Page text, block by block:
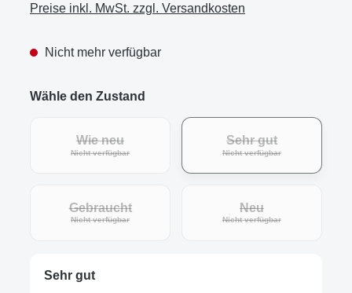
Preise inkl. MwSt. zzgl. Versandkosten
Nicht mehr verfügbar
Wähle den Zustand
Wie neu
Nicht verfügbar(Diese Option ist zurzeit nicht verfügbar.)
Sehr gut
Nicht verfügbar(Diese Option ist
Gebraucht
Nicht verfügbar(Diese Option ist zurzeit nicht verfügbar.)
Neu
Nicht verfügbar(Diese Option ist
Sehr gut